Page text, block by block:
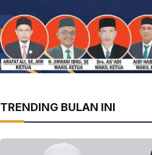
TRENDING BULAN INI